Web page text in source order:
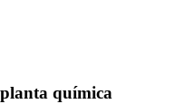
química